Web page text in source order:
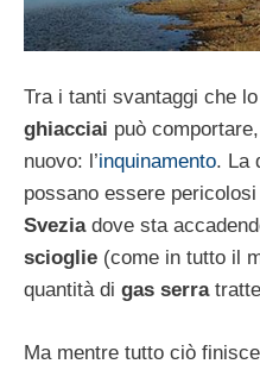
Tra i tanti svantaggi che lo
ghiacciai può
nuovo: l’inquinamento. La
possano essere
Svezia dove sta
scioglie (come in tutto il
quantità di gas serra
Ma mentre tutto ciò